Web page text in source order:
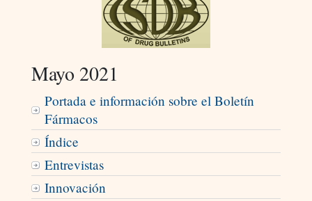
Mayo 2021
Portada e información sobre el Boletín
Fármacos
Índice
Entrevistas
Innovación